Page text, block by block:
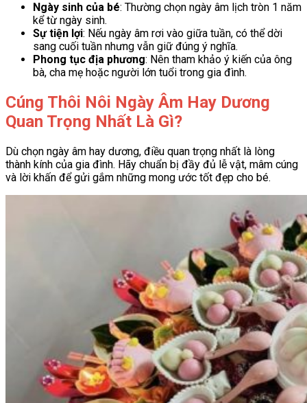
Ngày sinh của bé: Thường chọn ngày âm lịch tròn 1 năm
kể từ ngày sinh.
Sự tiện lợi: Nếu ngày âm rơi vào giữa tuần, có thể dời
sang cuối tuần nhưng vẫn giữ đúng ý nghĩa.
Phong tục địa phương: Nên tham khảo ý kiến của ông
bà, cha mẹ hoặc người lớn tuổi trong gia đình.
Cúng Thôi Nôi Ngày Âm Hay Dương
Quan Trọng Nhất Là Gì?
Dù chọn ngày âm hay dương, điều quan trọng nhất là lòng
thành kính của gia đình. Hãy chuẩn bị đầy đủ lễ vật, mâm cúng
và lời khấn để gửi gắm những mong ước tốt đẹp cho bé.